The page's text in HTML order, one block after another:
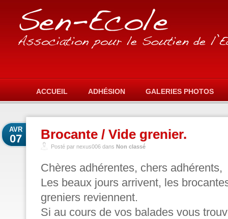
ACCUEIL ADHÉSION GALERIES PHOTOS
Brocante / Vide grenier.
AVR
07
Posté par nexus006 dans Non classé
Chères adhérentes, chers adhérents,
Les beaux jours arrivent, les
greniers reviennent.
Si au cours de vos balades vous